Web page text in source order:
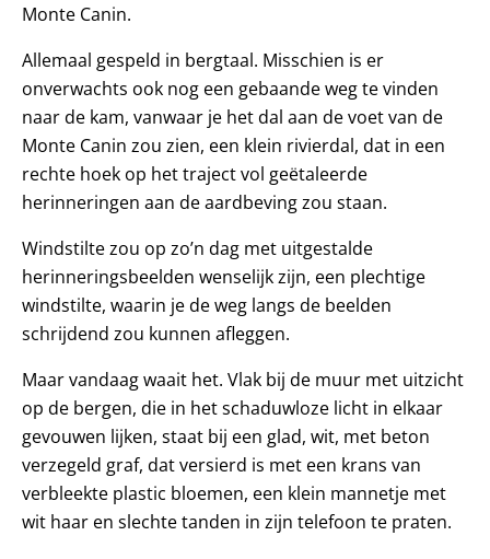
Monte Canin.
Allemaal gespeld in bergtaal. Misschien is er
onverwachts ook nog een gebaande weg te vinden
naar de kam, vanwaar je het dal aan de voet van de
Monte Canin zou zien, een klein rivierdal, dat in een
rechte hoek op het traject vol geëtaleerde
herinneringen aan de aardbeving zou staan.
Windstilte zou op zo’n dag met uitgestalde
herinneringsbeelden wenselijk zijn, een plechtige
windstilte, waarin je de weg langs de beelden
schrijdend zou kunnen afleggen.
Maar vandaag waait het. Vlak bij de muur met uitzicht
op de bergen, die in het schaduwloze licht in elkaar
gevouwen lijken, staat bij een glad, wit, met beton
verzegeld graf, dat versierd is met een krans van
verbleekte plastic bloemen, een klein mannetje met
wit haar en slechte tanden in zijn telefoon te praten.